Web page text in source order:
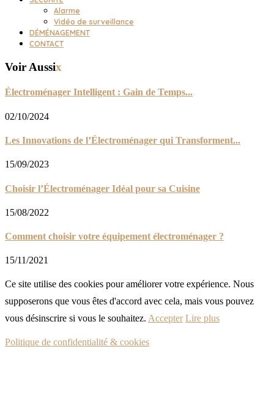
Alarme
Vidéo de surveillance
DÉMÉNAGEMENT
CONTACT
Voir Aussix
Électroménager Intelligent : Gain de Temps...
02/10/2024
Les Innovations de l’Électroménager qui Transforment...
15/09/2023
Choisir l’Électroménager Idéal pour sa Cuisine
15/08/2022
Comment choisir votre équipement électroménager ?
15/11/2021
Ce site utilise des cookies pour améliorer votre expérience. Nous
supposerons que vous êtes d'accord avec cela, mais vous pouvez
vous désinscrire si vous le souhaitez. Accepter Lire plus
Politique de confidentialité & cookies